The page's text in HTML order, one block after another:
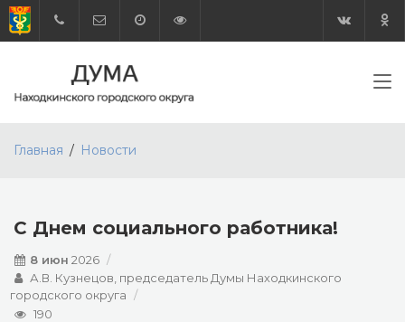
Главная Новости
С Днем социального работника!
8 июн 2026
А.В. Кузнецов, председатель Думы Находкинского
городского округа
190